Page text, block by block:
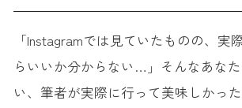
「Instagramでは見ていたものの、実
らいいか分からない…」そんなあな
い、筆者が実際に行って美味しかっ